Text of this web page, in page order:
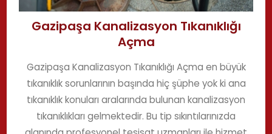
Gazipaşa Kanalizasyon Tıkanıklığı
Açma
Gazipaşa Kanalizasyon Tıkanıklığı Açma en büyük
tıkanıklık sorunlarının başında hiç şüphe yok ki ana
tıkanıklık konuları aralarında bulunan kanalizasyon
tıkanıklıkları gelmektedir. Bu tip sıkıntılarınızda
alanında profesyonel tesisat uzmanları ile hizmet